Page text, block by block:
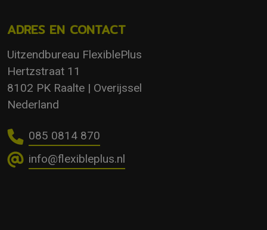
ADRES EN CONTACT
Uitzendbureau FlexiblePlus
Hertzstraat 11
8102 PK Raalte | Overijssel
Nederland
085 0814 870
info@flexibleplus.nl